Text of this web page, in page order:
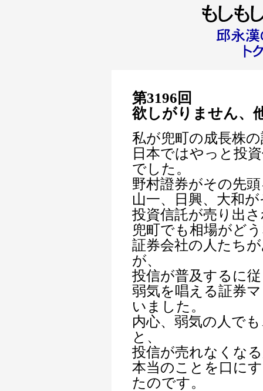
第3196回
欲しがりません、
私が兜町の成長株
日本ではやっと投
でした。
野村證券がその先
山一、日興、大和
投資信託が売り出
兜町でも相場がど
証券会社の人たち
が、
投信が普及するに
弱気を唱える証券
いました。
内心、弱気の人で
と、
投信が売れなくな
本当のことを口に
たのです。